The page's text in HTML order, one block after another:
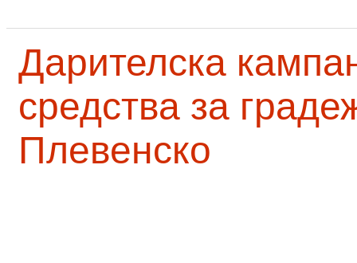
Дарителска
средства за
Плевенско